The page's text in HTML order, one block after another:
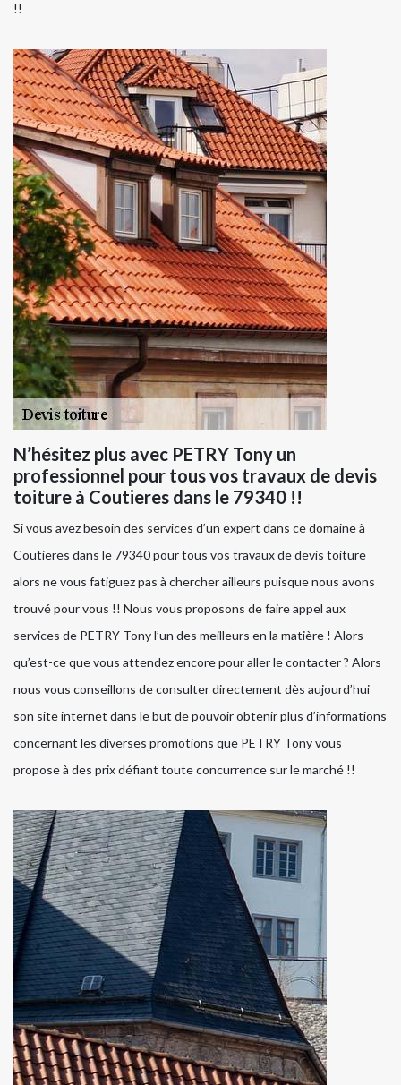
!!
N’hésitez plus avec PETRY Tony un
professionnel pour tous vos travaux de devis
toiture à Coutieres dans le 79340 !!
Si vous avez besoin des services d’un expert dans ce domaine à
Coutieres dans le 79340 pour tous vos travaux de devis toiture
alors ne vous fatiguez pas à chercher ailleurs puisque nous avons
trouvé pour vous !! Nous vous proposons de faire appel aux
services de PETRY Tony l’un des meilleurs en la matière ! Alors
qu’est-ce que vous attendez encore pour aller le contacter ? Alors
nous vous conseillons de consulter directement dès aujourd’hui
son site internet dans le but de pouvoir obtenir plus d’informations
concernant les diverses promotions que PETRY Tony vous
propose à des prix défiant toute concurrence sur le marché !!